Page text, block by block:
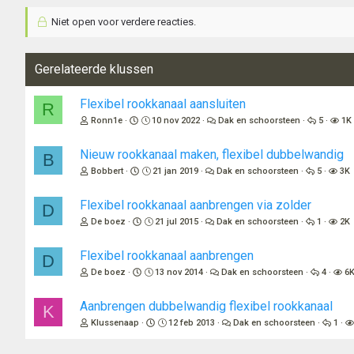
Niet open voor verdere reacties.
Gerelateerde klussen
R Flexibel rookkanaal aansluiten
Ronn1e 10 nov 2022 Dak en schoorsteen 5 1K
B Nieuw rookkanaal maken, flexibel dubbelwandig
Bobbert 21 jan 2019 Dak en schoorsteen 5 3K
D Flexibel rookkanaal aanbrengen via zolder
De boez 21 jul 2015 Dak en schoorsteen 1 2K
D Flexibel rookkanaal aanbrengen
De boez 13 nov 2014 Dak en schoorsteen 4 6K
K Aanbrengen dubbelwandig flexibel rookkanaal
Klussenaap 12 feb 2013 Dak en schoorsteen 1